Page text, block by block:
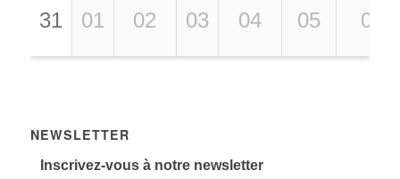
31 01 02 03 04 05 06
NEWSLETTER
Inscrivez-vous à notre newsletter